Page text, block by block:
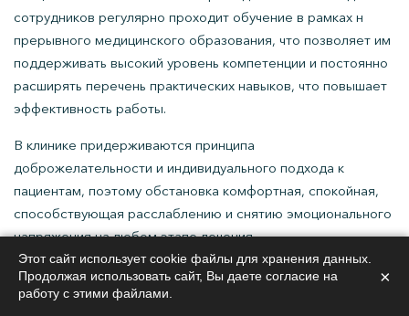
сотрудников регулярно проходит обучение в рамках н
прерывного медицинского образования, что позволяет им
поддерживать высокий уровень компетенции и постоянно
расширять перечень практических навыков, что повышает
эффективность работы.
В клинике придерживаются принципа
доброжелательности и индивидуального подхода к
пациентам, поэтому обстановка комфортная, спокойная,
способствующая расслаблению и снятию эмоционального
напряжения на любом этапе лечения.
Весь спектр наркологических услуг
Ожидаемый положительный результат при лечении
Этот сайт использует cookie файлы для хранения данных.
Продолжая использовать сайт, Вы даете согласие на
работу с этими файлами.
×